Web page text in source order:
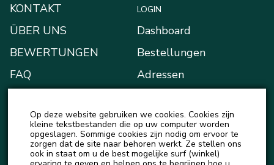
KONTAKT
ÜBER UNS
BEWERTUNGEN
FAQ
NEUIGKEITEN
LOGIN
Dashboard
Bestellungen
Adressen
Mein Portemonnaie
Kontodetails
Op deze website gebruiken we cookies. Cookies zijn
kleine tekstbestanden die op uw computer worden
opgeslagen. Sommige cookies zijn nodig om ervoor te
zorgen dat de site naar behoren werkt. Ze stellen ons
ook in staat om u de best mogelijke surf (winkel)